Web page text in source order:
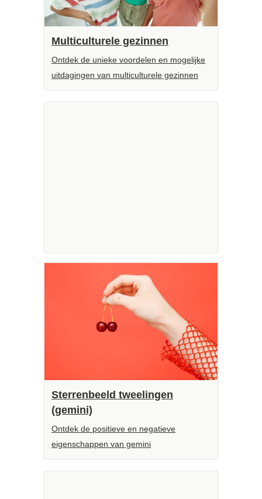
Multiculturele gezinnen
Ontdek de unieke voordelen en mogelijke
uitdagingen van multiculturele gezinnen
Sterrenbeeld tweelingen
(gemini)
Ontdek de positieve en negatieve
eigenschappen van gemini